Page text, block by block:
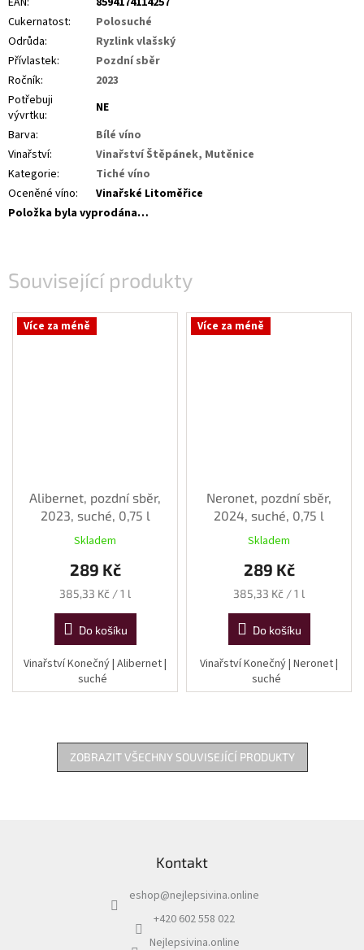
Související produkty
Více za méně
Alibernet, pozdní sběr,
2023, suché, 0,75 l
Skladem
289 Kč
Měrná
385,33 Kč / 1 l
Do košíku
Vinařství Konečný | Alibernet |
suché
Více za méně
Neronet, pozdní sběr,
2024, suché, 0,75 l
Skladem
289 Kč
Měrná
385,33 Kč / 1 l
Do košíku
Vinařství Konečný | Neronet |
suché
ZOBRAZIT VŠECHNY SOUVISEJÍCÍ PRODUKTY
Cukernatost:
Polosuché
Odrůda:
Ryzlink vlašský
Přívlastek:
Pozdní sběr
Ročník:
2023
Potřebuji
vývrtku:
NE
Barva:
Bílé víno
Vinařství:
Vinařství Štěpánek, Mutěnice
Kategorie:
Tiché víno
Oceněné víno:
Vinařské Litoměřice
Položka byla vyprodána…
Kontakt
eshop@nejlepsivina.online
+420 602 558 022
Nejlepsivina.online